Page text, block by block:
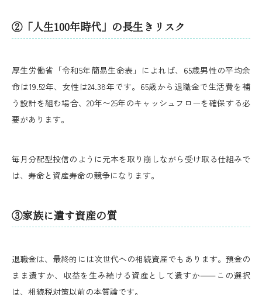
②「人生100年時代」の長生きリスク
厚生労働省「令和5年簡易生命表」によれば、65歳男性の平均余
命は19.52年、女性は24.38年です。65歳から退職金で生活費を補
う設計を組む場合、20年〜25年のキャッシュフローを確保する必
要があります。
毎月分配型投信のように元本を取り崩しながら受け取る仕組みで
は、寿命と資産寿命の競争になります。
③家族に遺す資産の質
退職金は、最終的には次世代への相続資産でもあります。預金の
まま遺すか、収益を生み続ける資産として遺すか⸺この選択
は、相続税対策以前の本質論です。